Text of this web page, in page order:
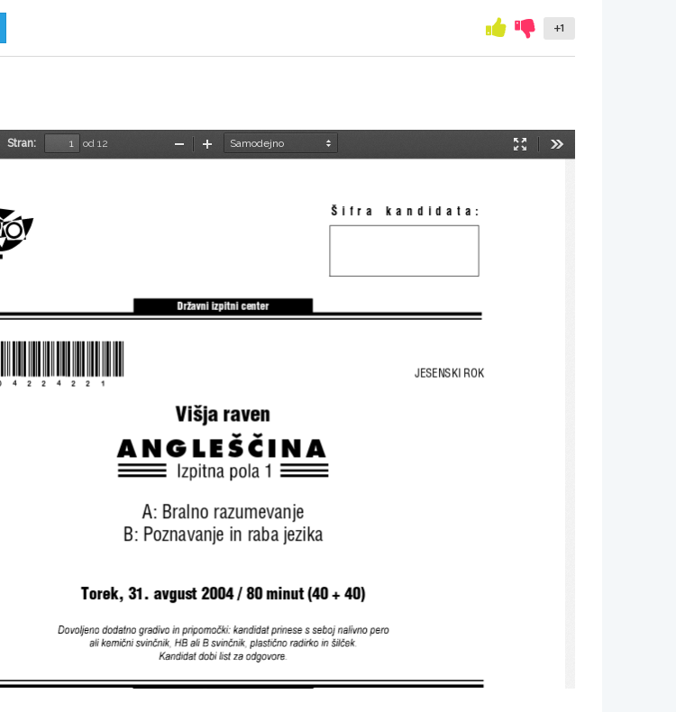
prikaži meni +1
Stran:
od 12
Način
PomanjšajPovečaj
[ifra  kandidata:
Dr`avni izpitni center
JESENSKI ROK
Vi{ja raven
ANGLE[^INA
A: Bralno razumevanje
B: Poznavanje in raba jezika
Torek, 31. avgust 2004 / 80 minut (40 + 40)
Dovoljeno dodatno gradivo in prip omočki: kandidat prinese s sebo j  nalivno pero
ali kemični sv inčnik, H B ali  B sv in čnik, plastično radirko in  šilček.
Kandidat dobi li st za odgovore.